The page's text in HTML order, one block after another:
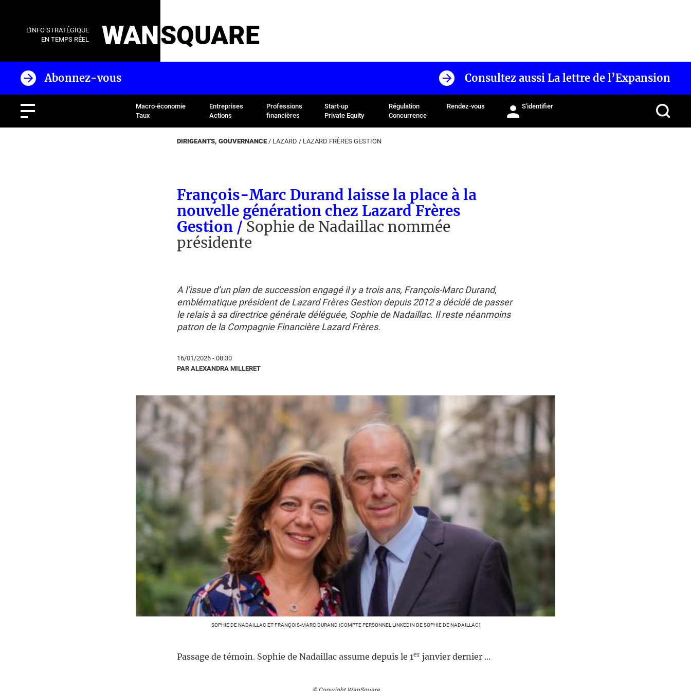
L'INFO STRATÉGIQUE
EN TEMPS RÉEL
WANSQUARE
Abonnez-vous Consultez aussi La lettre de l’Expansion
Macro-économie
Taux
Entreprises
Actions
Professions
financières
Start-up
Private Equity
Régulation
Concurrence
Rendez-vous S'identifier
DIRIGEANTS, GOUVERNANCE / LAZARD / LAZARD FRÈRES GESTION
François-Marc Durand laisse la place à la
nouvelle génération chez Lazard Frères
Gestion / Sophie de Nadaillac nommée
présidente
A l’issue d’un plan de succession engagé il y a trois ans, François-Marc Durand,
emblématique président de Lazard Frères Gestion depuis 2012 a décidé de passer
le relais à sa directrice générale déléguée, Sophie de Nadaillac. Il reste néanmoins
patron de la Compagnie Financière Lazard Frères.
16/01/2026 - 08:30
PAR ALEXANDRA MILLERET
SOPHIE DE NADAILLAC ET FRANÇOIS-MARC DURAND (COMPTE PERSONNEL LINKEDIN DE SOPHIE DE NADAILLAC)
Passage de témoin. Sophie de Nadaillac assume depuis le 1er janvier dernier ...